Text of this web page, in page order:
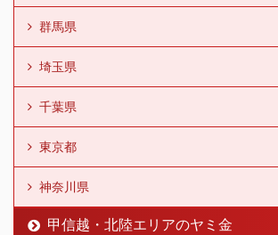
群馬県
埼玉県
千葉県
東京都
神奈川県
甲信越・北陸エリアのヤミ金